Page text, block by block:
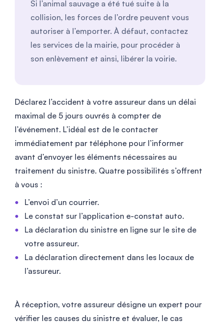
Si l’animal sauvage a été tué suite à la
collision, les forces de l’ordre peuvent vous
autoriser à l’emporter. À défaut, contactez
les services de la mairie, pour procéder à
son enlèvement et ainsi, libérer la voirie.
Déclarez l’accident à votre assureur dans un délai
maximal de 5 jours ouvrés à compter de
l’événement. L’idéal est de le contacter
immédiatement par téléphone pour l’informer
avant d’envoyer les éléments nécessaires au
traitement du sinistre. Quatre possibilités s’offrent
à vous :
L’envoi d’un courrier.
Le constat sur l’application e-constat auto.
La déclaration du sinistre en ligne sur le site de
votre assureur.
La déclaration directement dans les locaux de
l’assureur.
À réception, votre assureur désigne un expert pour
vérifier les causes du sinistre et évaluer, le cas